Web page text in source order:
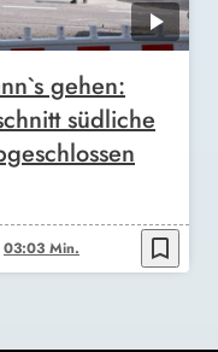
gehen:
südliche
03:03 Min. bookmark_border